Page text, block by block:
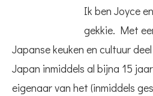
Ik ben Joyce
gekkie. Met
Japanse keuken en cultuur
Japan inmiddels al bijna 15
eigenaar van het (inmiddels